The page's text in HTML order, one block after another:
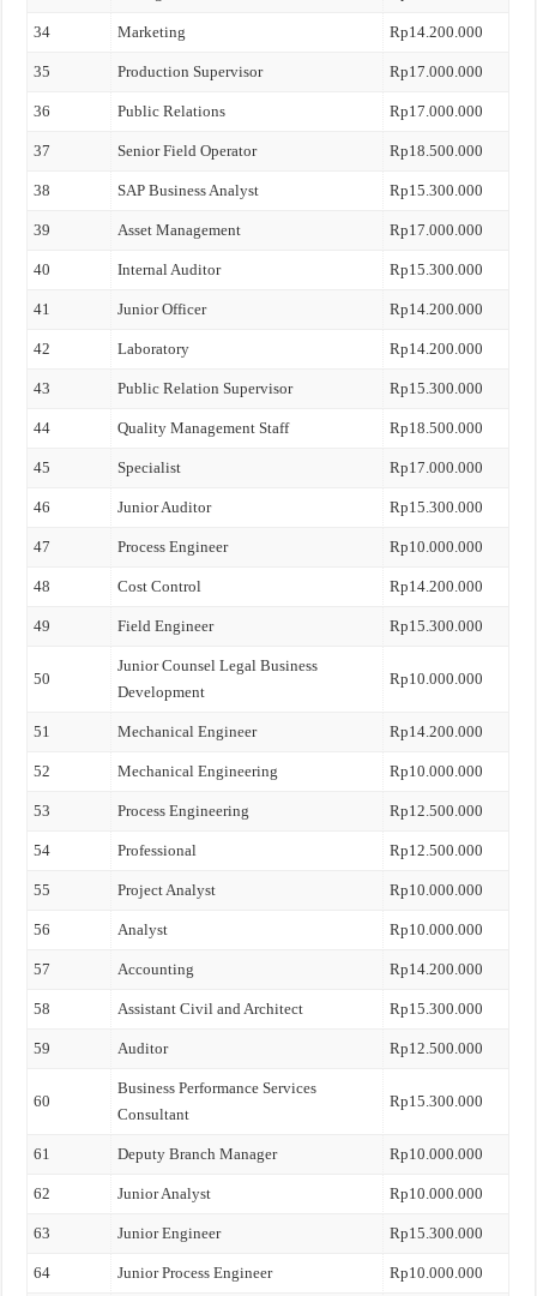
34 Marketing Rp14.200.000
35 Production Supervisor Rp17.000.000
36 Public Relations Rp17.000.000
37 Senior Field Operator Rp18.500.000
38 SAP Business Analyst Rp15.300.000
39 Asset Management Rp17.000.000
40 Internal Auditor Rp15.300.000
41 Junior Officer Rp14.200.000
42 Laboratory Rp14.200.000
43 Public Relation Supervisor Rp15.300.000
44 Quality Management Staff Rp18.500.000
45 Specialist Rp17.000.000
46 Junior Auditor Rp15.300.000
47 Process Engineer Rp10.000.000
48 Cost Control Rp14.200.000
49 Field Engineer Rp15.300.000
50
Junior Counsel Legal Business
Development
Rp10.000.000
51 Mechanical Engineer Rp14.200.000
52 Mechanical Engineering Rp10.000.000
53 Process Engineering Rp12.500.000
54 Professional Rp12.500.000
55 Project Analyst Rp10.000.000
56 Analyst Rp10.000.000
57 Accounting Rp14.200.000
58 Assistant Civil and Architect Rp15.300.000
59 Auditor Rp12.500.000
60
Business Performance Services
Consultant
Rp15.300.000
61 Deputy Branch Manager Rp10.000.000
62 Junior Analyst Rp10.000.000
63 Junior Engineer Rp15.300.000
64 Junior Process Engineer Rp10.000.000